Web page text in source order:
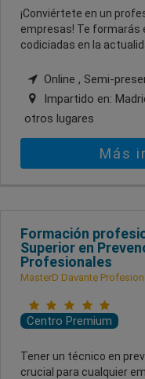
¡Conviértete en un
empresas! Te formarás
codiciadas en la
Online , Semi-
Impartido en:
otros lugares
Más
Formación
Superior en
Profesionales
MasterD Davante
Centro Premium
Tener un técnico en
crucial para cualquier